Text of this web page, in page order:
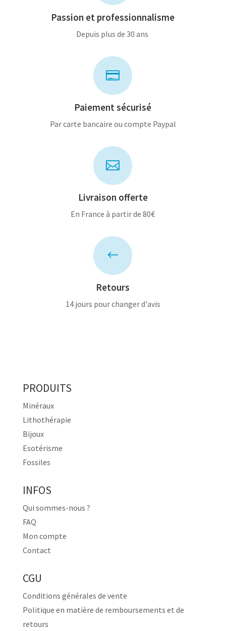
Passion et professionnalisme
Depuis plus de 30 ans

Paiement sécurisé
Par carte bancaire ou compte Paypal

Livraison offerte
En France à partir de 80€
#
Retours
14 jours pour changer d'avis
PRODUITS
Minéraux
Lithothérapie
Bijoux
Esotérisme
Fossiles
INFOS
Qui sommes-nous ?
FAQ
Mon compte
Contact
CGU
Conditions générales de vente
Politique en matière de remboursements et de
retours